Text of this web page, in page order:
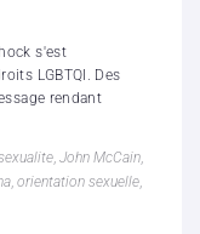
s'est
LGBTQI. Des
rendant
John McCain
orientation sexuelle